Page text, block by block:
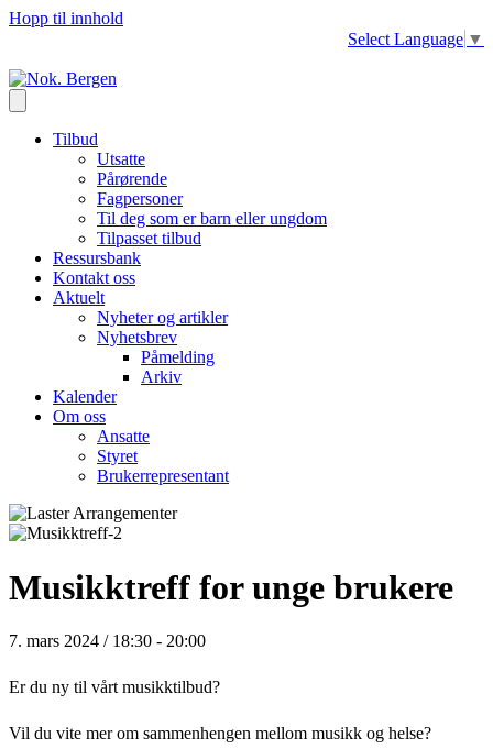
Hopp til innhold
Select Language ▼
Tilbud
Utsatte
Pårørende
Fagpersoner
Til deg som er barn eller ungdom
Tilpasset tilbud
Ressursbank
Kontakt oss
Aktuelt
Nyheter og artikler
Nyhetsbrev
Påmelding
Arkiv
Kalender
Om oss
Ansatte
Styret
Brukerrepresentant
Musikktreff for unge brukere
7. mars 2024 / 18:30 - 20:00
Er du ny til vårt musikktilbud?
Vil du vite mer om sammenhengen mellom musikk og helse?